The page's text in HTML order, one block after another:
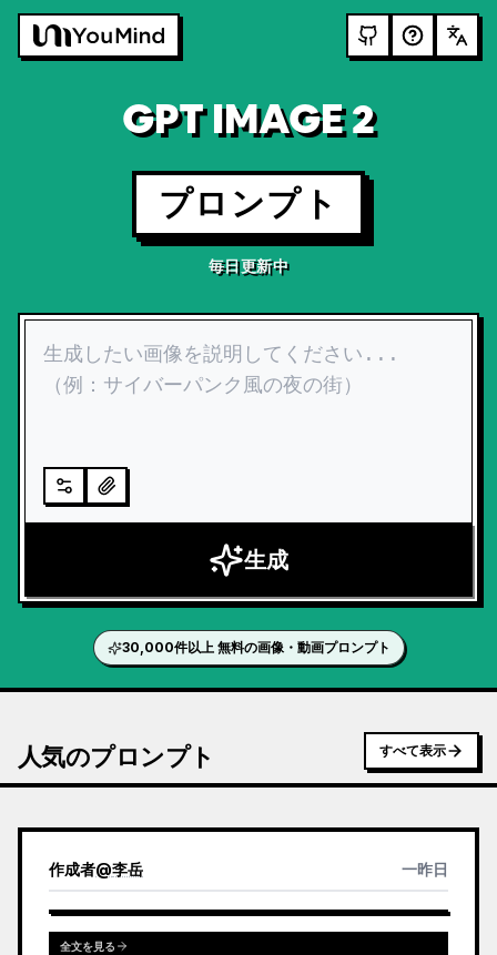
GPT IMAGE 2
プロンプト
毎日更新中
生成
30,000件以上 無料の画像・動画プロンプト
人気のプロンプト すべて表示
作成者@李岳 一昨日
全文を見る